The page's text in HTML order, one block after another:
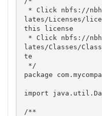
lates/Licenses/
this license
lates/Classes/
te
package
import
/**